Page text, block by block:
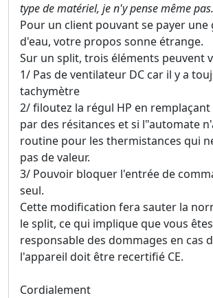
type de matériel, je n'y pense même pas.
Pour un client pouvant se payer
d'eau, votre propos sonne étrange.
Sur un split, trois éléments peuvent
1/ Pas de ventilateur DC car il y a
tachymètre
2/ filoutez la régul HP en remplaçant
par des résitances et si l"automate
routine pour les thermistances qui
pas de valeur.
3/ Pouvoir bloquer l'entrée de
seul.
Cette modification fera sauter la
le split, ce qui implique que vous
responsable des dommages en cas
l'appareil doit être recertifié CE.
Cordialement